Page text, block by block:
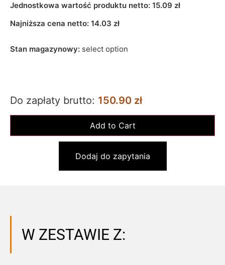
Jednostkowa wartość produktu netto: 15.09 zł
Najniższa cena netto: 14.03 zł
Stan magazynowy: select option
Do zapłaty brutto: 150.90 zł
Dodaj do zapytania
W ZESTAWIE Z: